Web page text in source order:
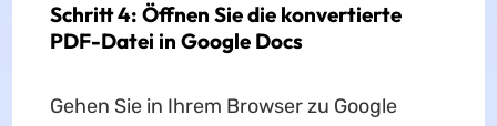
Schritt 4: Öffnen Sie die konvertierte
PDF-Datei in Google Docs
Gehen Sie in Ihrem Browser zu Google